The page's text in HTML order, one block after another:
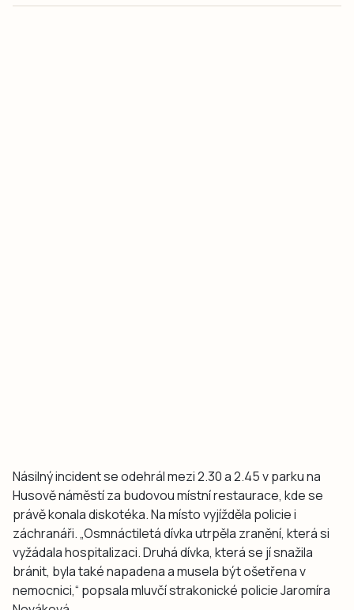
Násilný incident se odehrál mezi 2.30 a 2.45 v parku na
Husově náměstí za budovou místní restaurace, kde se
právě konala diskotéka. Na místo vyjížděla policie i
záchranáři. „Osmnáctiletá dívka utrpěla zranění, která si
vyžádala hospitalizaci. Druhá dívka, která se jí snažila
bránit, byla také napadena a musela být ošetřena v
nemocnici,“ popsala mluvčí strakonické policie Jaromíra